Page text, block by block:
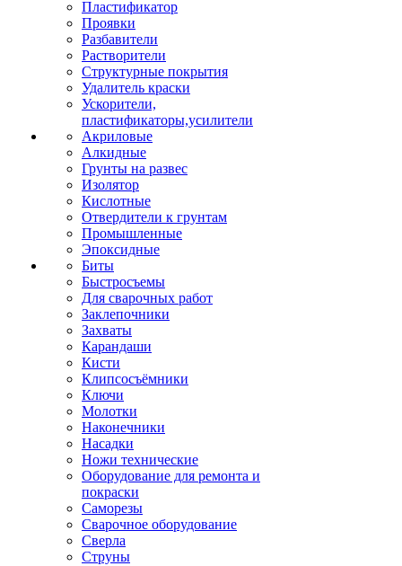
Пластификатор
Проявки
Разбавители
Растворители
Структурные покрытия
Удалитель краски
Ускорители,
пластификаторы,усилители
Акриловые
Алкидные
Грунты на развес
Изолятор
Кислотные
Отвердители к грунтам
Промышленные
Эпоксидные
Биты
Быстросъемы
Для сварочных работ
Заклепочники
Захваты
Карандаши
Кисти
Клипсосъёмники
Ключи
Молотки
Наконечники
Насадки
Ножи технические
Оборудование для ремонта и
покраски
Саморезы
Сварочное оборудование
Сверла
Струны